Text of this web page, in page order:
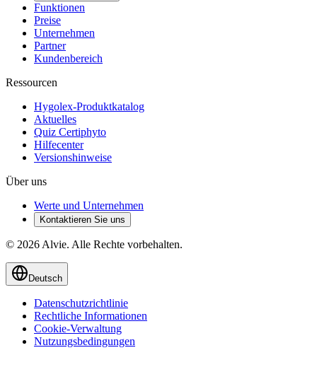
Funktionen
Preise
Unternehmen
Partner
Kundenbereich
Ressourcen
Hygolex-Produktkatalog
Aktuelles
Quiz Certiphyto
Hilfecenter
Versionshinweise
Über uns
Werte und Unternehmen
Kontaktieren Sie uns
© 2026 Alvie. Alle Rechte vorbehalten.
Deutsch
Datenschutzrichtlinie
Rechtliche Informationen
Cookie-Verwaltung
Nutzungsbedingungen